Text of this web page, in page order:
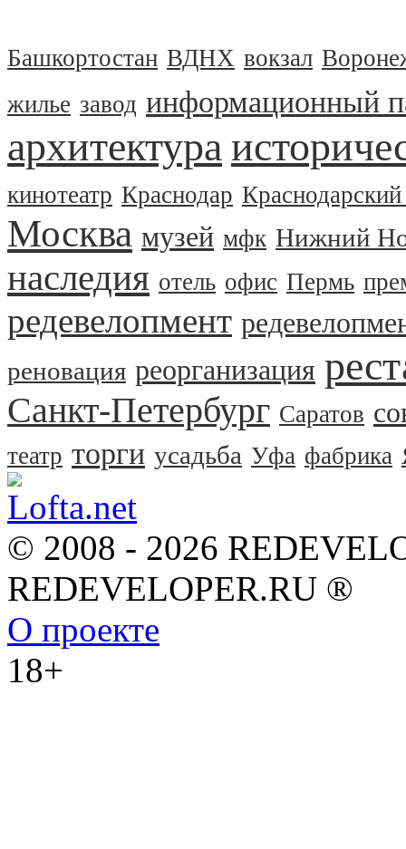
Башкортостан ВДНХ вокзал
жилье завод информационный
архитектура
кинотеатр Краснодар
Москва музей мфк Нижний
наследия отель офис Пермь
редевелопмент
реновация реорганизация
Санкт-Петербург Саратов
театр торги усадьба Уфа фабрика
© 2008 - 2026
REDEVELOPER.RU ®
О проекте
18+